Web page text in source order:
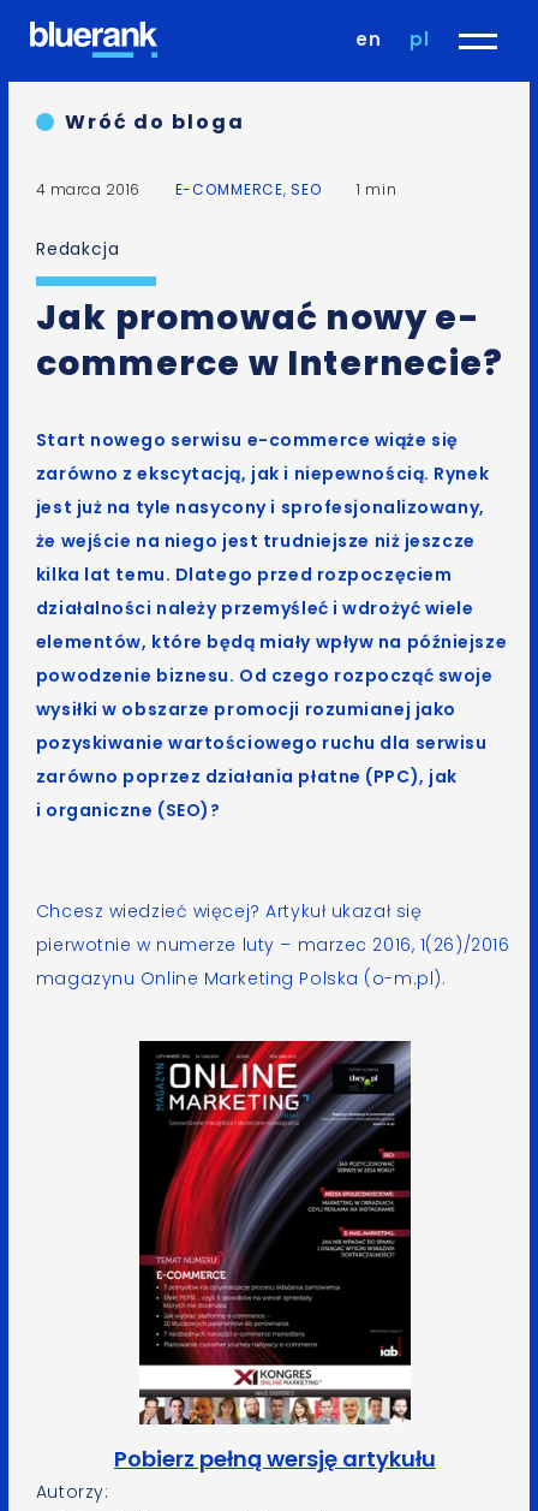
en pl
Wróć do bloga
4 marca 2016 E-COMMERCE,SEO 1 min
Redakcja
Jak promować nowy e-
commerce w Internecie?
Start nowego serwisu e-commerce wiąże się
zarówno z ekscytacją, jak i niepewnością. Rynek
jest już na tyle nasycony i sprofesjonalizowany,
że wejście na niego jest trudniejsze niż jeszcze
kilka lat temu. Dlatego przed rozpoczęciem
działalności należy przemyśleć i wdrożyć wiele
elementów, które będą miały wpływ na późniejsze
powodzenie biznesu. Od czego rozpocząć swoje
wysiłki w obszarze promocji rozumianej jako
pozyskiwanie wartościowego ruchu dla serwisu
zarówno poprzez działania płatne (PPC), jak
i organiczne (SEO)?
Chcesz wiedzieć więcej? Artykuł ukazał się
pierwotnie w numerze luty – marzec 2016, 1(26)/2016
magazynu Online Marketing Polska (o-m.pl).
Pobierz pełną wersję artykułu
Autorzy: